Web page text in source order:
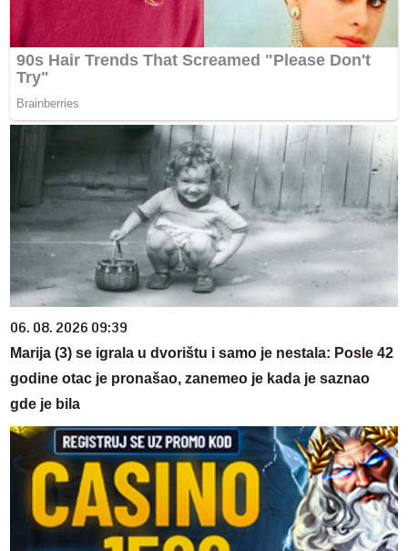
06. 08. 2026 09:39
Marija (3) se igrala u dvorištu i samo je nestala: Posle 42
godine otac je pronašao, zanemeo je kada je saznao
gde je bila